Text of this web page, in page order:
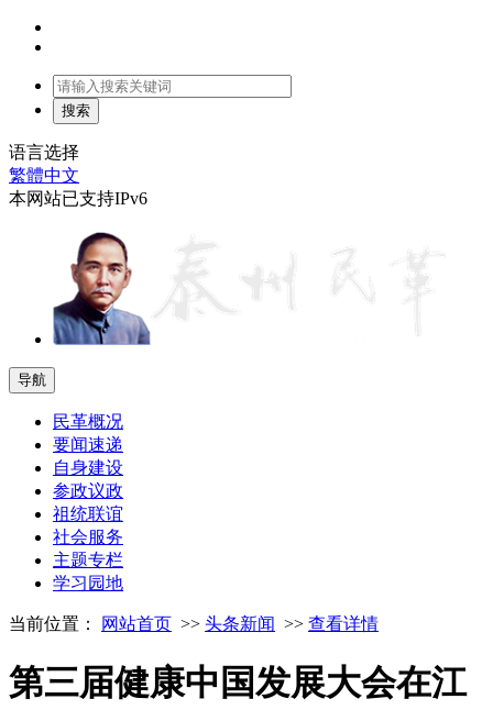
语言选择
繁體中文
本网站已支持IPv6
导航
民革概况
要闻速递
自身建设
参政议政
祖统联谊
社会服务
主题专栏
学习园地
当前位置： 网站首页 >> 头条新闻 >> 查看详情
第三届健康中国发展大会在江